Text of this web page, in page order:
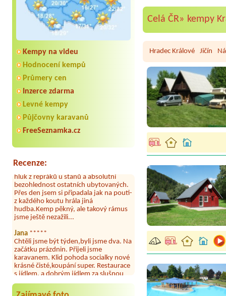
Kempy na videu
Hodnocení kempů
Průmery cen
Inzerce zdarma
Levné kempy
Půjčovny karavanů
FreeSeznamka.cz
Recenze:
Aneta Melicharová***
Byli jsme zde v týdnu od 25.7. do 1.8.
2026. Kemp jako takový je pěkný. V
umývárně i na WC bylo vždy čisto,
množství návštěvníků není
restaurace, kebab a další občerstvení.
hluk z repráků u stanů a absolutní
bezohlednost ostatních ubytovaných.
Přes den jsem si připadala jak na pouti-
z každého koutu hrála jiná
hudba.Kemp pěkný, ale takový rámus
jsme ještě nezažili...
Jana*****
Chtěli jsme být týden,byli jsme dva. Na
začátku prázdnin. Přijeli jsme
karavanem. Klid pohoda socialky nové
krásné čisté,koupání super. Restaurace
s jídlem, a dobrým jídlem za slušnou
cenu na dosah, a spoustu možností na
výlety. Veškerý personál se choval
slušně mile. Nám se v kempu líbilo.
Celá ČR» kempy
Hradec Králové Jičín